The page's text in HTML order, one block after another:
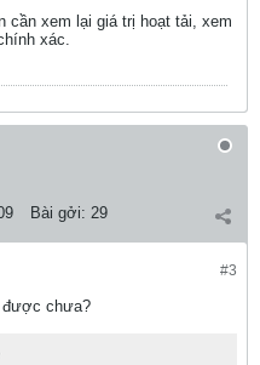
cần xem lại giá trị hoạt tải, xem
xác.
Bài gởi: 29
#3
được chưa?